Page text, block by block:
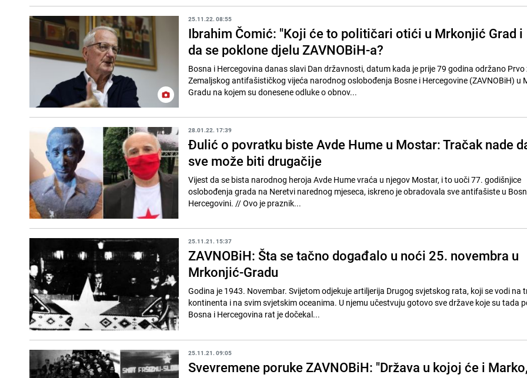
25.11.22. 08:55
Ibrahim Čomić: "Koji će to političari otići u Mrkonjić Grad i
da se poklone djelu ZAVNOBiH-a?
Bosna i Hercegovina danas slavi Dan državnosti, datum kada je prije 79 godina održano Prvo
Zemaljskog antifašističkog vijeća narodnog oslobođenja Bosne i Hercegovine (ZAVNOBiH) u
Gradu na kojem su donesene odluke o obnov...
28.01.22. 17:39
Đulić o povratku biste Avde Hume u Mostar: Tračak nade
sve može biti drugačije
Vijest da se bista narodnog heroja Avde Hume vraća u njegov Mostar, i to uoči 77. godišnjice
oslobođenja grada na Neretvi narednog mjeseca, iskreno je obradovala sve antifašiste u
Hercegovini. // Ovo je praznik...
25.11.21. 15:37
ZAVNOBiH: Šta se tačno događalo u noći 25. novembra u
Mrkonjić-Gradu
Godina je 1943. Novembar. Svijetom odjekuje artiljerija Drugog svjetskog rata, koji se vodi na
kontinenta i na svim svjetskim oceanima. U njemu učestvuju gotovo sve države koje su tada
Bosna i Hercegovina rat je dočekal...
25.11.21. 09:05
Svevremene poruke ZAVNOBiH: "Država u kojoj će i Marko,